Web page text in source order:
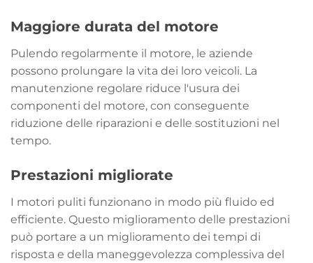
Maggiore durata del motore
Pulendo regolarmente il motore, le aziende
possono prolungare la vita dei loro veicoli. La
manutenzione regolare riduce l'usura dei
componenti del motore, con conseguente
riduzione delle riparazioni e delle sostituzioni nel
tempo.
Prestazioni migliorate
I motori puliti funzionano in modo più fluido ed
efficiente. Questo miglioramento delle prestazioni
può portare a un miglioramento dei tempi di
risposta e della maneggevolezza complessiva del